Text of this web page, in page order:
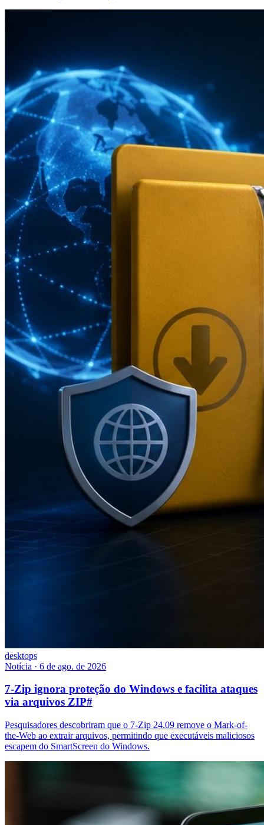
desktops
Notícia · 6 de ago. de 2026
7-Zip ignora proteção do Windows e facilita ataques
via arquivos ZIP#
Pesquisadores descobriram que o 7-Zip 24.09 remove o Mark-of-
the-Web ao extrair arquivos, permitindo que executáveis maliciosos
escapem do SmartScreen do Windows.